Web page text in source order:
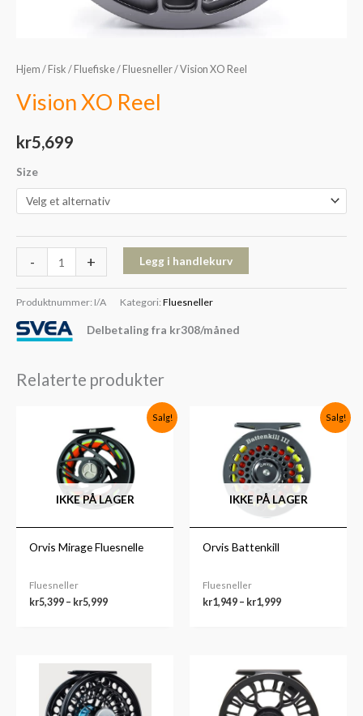
Hjem / Fisk / Fluefiske/ Fluesneller/ Vision XO Reel
Vision XO Reel
kr5,699
Size
- + Legg i handlekurv
Produktnummer: I/A Kategori: Fluesneller
Delbetaling fra kr308/måned
Relaterte produkter
Salg!
IKKE PÅ LAGER
Orvis Mirage Fluesnelle
Fluesneller
kr5,399 – kr5,999
Prisområde:
kr5,399
til
kr5,999
Salg!
IKKE PÅ LAGER
Orvis Battenkill
Fluesneller
kr1,949 – kr1,999
Prisområde:
kr1,949
til
kr1,999
kr5,299
til
kr5,499
kr1,649
til
kr2,199